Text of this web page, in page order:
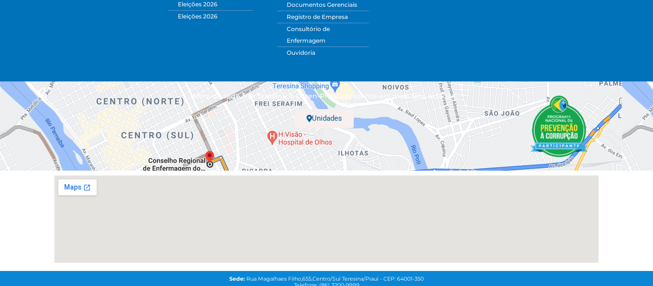
Eleições 2026
Eleições 2026
Documentos Gerenciais
Registro de Empresa
Consultório de
Enfermagem
Ouvidoria
Além da sede, em Teresina, o Coren-PI está presente em mais sete cidades.
Unidades
Sede: Rua Magalhaes Filho,655,Centro/Sul Teresina/Piauí - CEP: 64001-350